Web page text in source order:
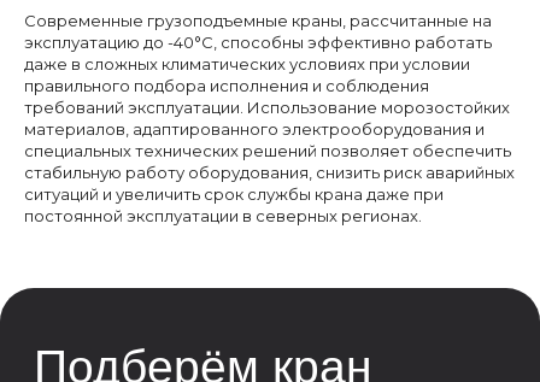
Современные грузоподъемные краны, рассчитанные на
эксплуатацию до -40°C, способны эффективно работать
даже в сложных климатических условиях при условии
правильного подбора исполнения и соблюдения
требований эксплуатации. Использование морозостойких
материалов, адаптированного электрооборудования и
специальных технических решений позволяет обеспечить
стабильную работу оборудования, снизить риск аварийных
ситуаций и увеличить срок службы крана даже при
постоянной эксплуатации в северных регионах.
политики конфиденциальности
ОТПРАВИТЬ
Возникли вопросы или